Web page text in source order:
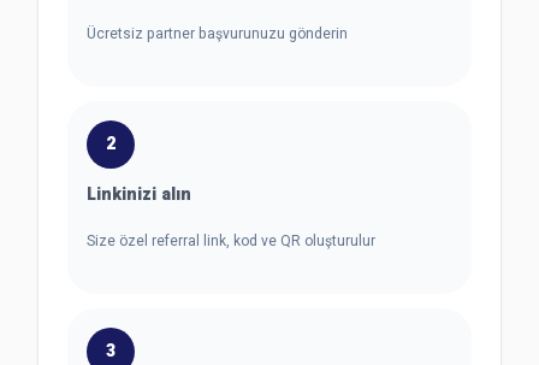
Ücretsiz partner başvurunuzu gönderin
2
Linkinizi alın
Size özel referral link, kod ve QR oluşturulur
3